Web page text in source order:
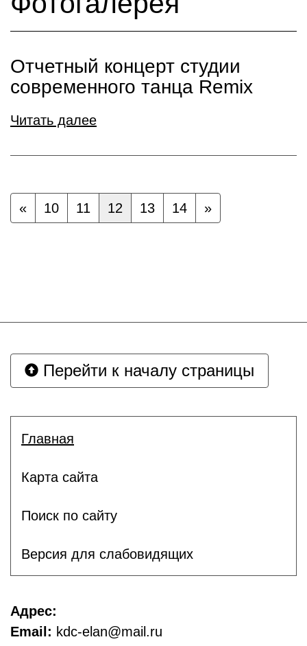
Отчетный концерт студии
современного танца Remix
Читать далее
« 10 11 12 13 14 »
Перейти к началу страницы
Главная
Карта сайта
Поиск по сайту
Версия для слабовидящих
Адрес:
Email: kdc-elan@mail.ru